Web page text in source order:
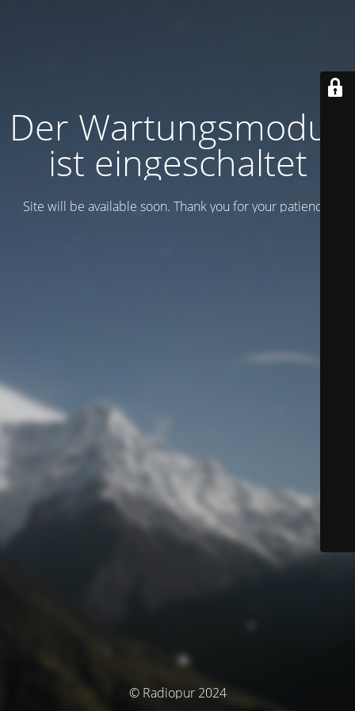
Der Wartungsmodus
ist eingeschaltet
Site will be available soon. Thank you for your patience!
© Radiopur 2024